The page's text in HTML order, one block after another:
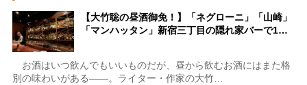
【大竹聡の昼酒御免！】「ネグローニ」「山崎」
「マンハッタン」新宿三丁目の隠れ家バーで1…
お酒はいつ飲んでもいいものだが、昼から飲むお酒にはまた格
別の味わいがある――。ライター・作家の大竹…